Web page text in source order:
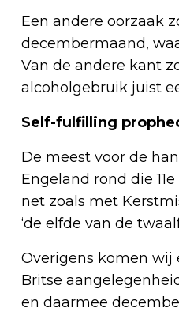
Een andere oorzaak
decembermaand,
Van de andere kant
alcoholgebruik juist
Self-fulfilling
De meest voor de
Engeland rond die
net zoals met
‘de elfde van de
Overigens komen wij
Britse
en daarmee